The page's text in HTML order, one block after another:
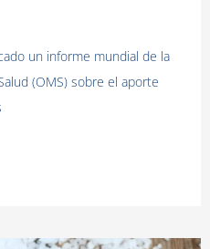
un informe mundial de la
(OMS) sobre el aporte